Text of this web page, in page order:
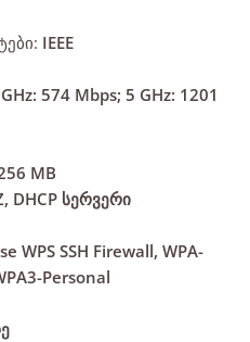
IEEE
574 Mbps; 5 GHz: 1201
MB
DHCP სერვერი
WPS SSH Firewall, WPA-
Personal